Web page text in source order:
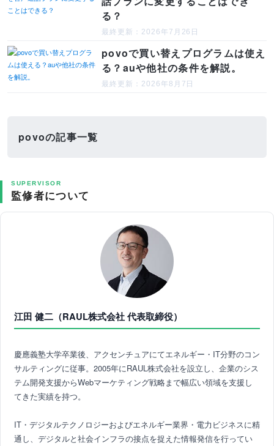
る？
最終更新：2026年7月26日
povoで買い替えプログラムは使え
る？auや他社の条件を解説。
最終更新：2026年8月7日
povoの記事一覧
SUPERVISOR
監修者について
江田 健二（RAUL株式会社 代表取締役）
慶應義塾大学卒業後、アクセンチュアにてエネルギー・IT分野のコン
サルティングに従事。2005年にRAUL株式会社を設立し、企業のシス
テム開発支援からWebマーケティング戦略まで幅広い領域を支援し
てきた実績を持つ。
IT・デジタルテクノロジーおよびエネルギー業界・電力ビジネスに精
通し、デジタルと社会インフラの接点を捉えた情報発信を行ってい